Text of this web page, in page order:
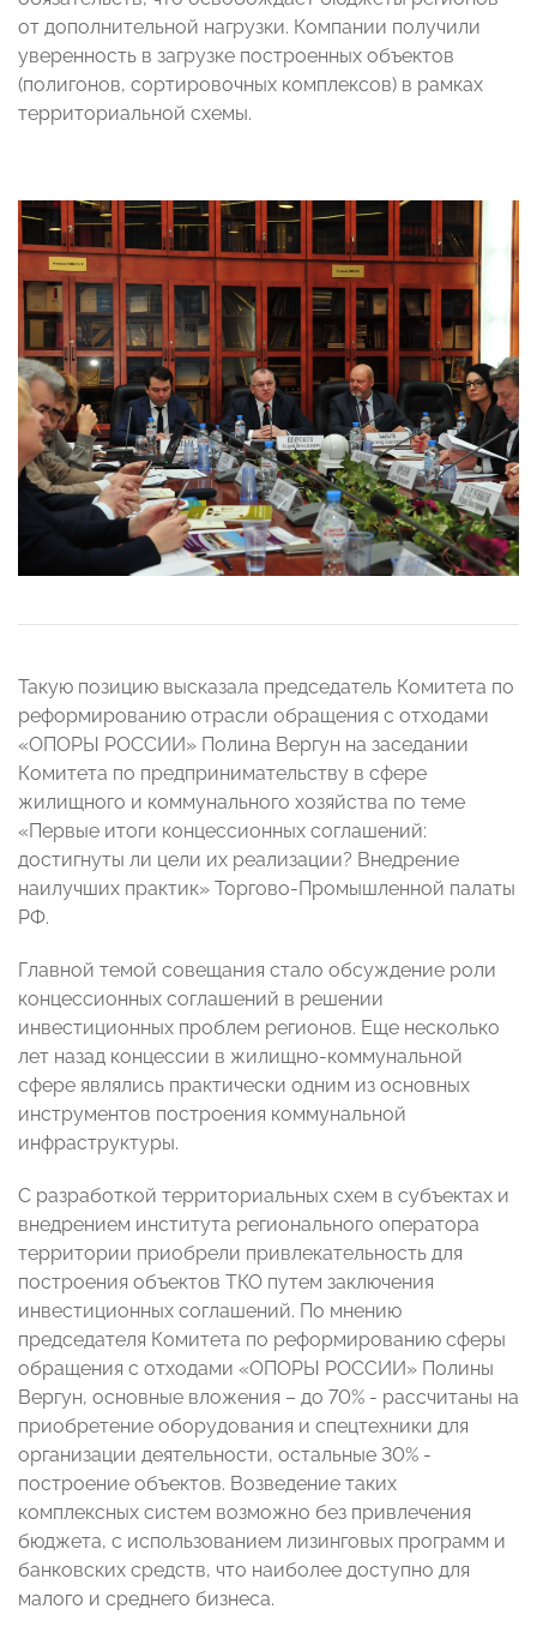
от дополнительной нагрузки. Компании получили
уверенность в загрузке построенных объектов
(полигонов, сортировочных комплексов) в рамках
территориальной схемы.
Такую позицию высказала председатель Комитета по
реформированию отрасли обращения с отходами
«ОПОРЫ РОССИИ» Полина Вергун на заседании
Комитета по предпринимательству в сфере
жилищного и коммунального хозяйства по теме
«Первые итоги концессионных соглашений:
достигнуты ли цели их реализации? Внедрение
наилучших практик» Торгово-Промышленной палаты
РФ.
Главной темой совещания стало обсуждение роли
концессионных соглашений в решении
инвестиционных проблем регионов. Еще несколько
лет назад концессии в жилищно-коммунальной
сфере являлись практически одним из основных
инструментов построения коммунальной
инфраструктуры.
С разработкой территориальных схем в субъектах и
внедрением института регионального оператора
территории приобрели привлекательность для
построения объектов ТКО путем заключения
инвестиционных соглашений. По мнению
председателя Комитета по реформированию сферы
обращения с отходами «ОПОРЫ РОССИИ» Полины
Вергун, основные вложения – до 70% - рассчитаны на
приобретение оборудования и спецтехники для
организации деятельности, остальные 30% -
построение объектов. Возведение таких
комплексных систем возможно без привлечения
бюджета, с использованием лизинговых программ и
банковских средств, что наиболее доступно для
малого и среднего бизнеса.